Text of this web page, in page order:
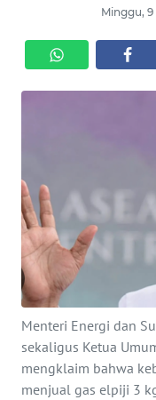
Minggu,
Menteri Energi dan
sekaligus Ketua
mengklaim bahwa
menjual gas elpiji 3
KRIMINAL
EKUIN
KESEHATAN
INTERNASIONAL
SERBA-SERBI
PENDIDIKAN
OLAHRAGA